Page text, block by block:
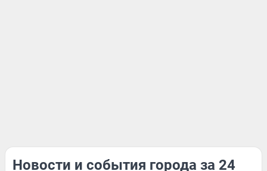
Новости и события города за 24